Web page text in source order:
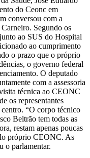
do Ceonc em
conversou com a
Segundo os
ao SUS do Hospital
ao cumprimento
o prazo que o próprio
o governo federal
O deputado
com a assessoria
técnica ao CEONC
os representantes
“O corpo técnico
Beltrão tem todas as
restam apenas poucas
próprio CEONC. As
o parlamentar.